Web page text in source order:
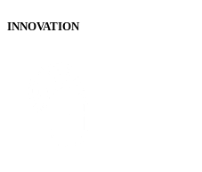
INNOVATION